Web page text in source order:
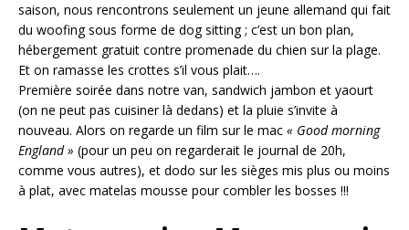
saison, nous rencontrons seulement un jeune allemand qui fait
du woofing sous forme de dog sitting ; c’est un bon plan,
hébergement gratuit contre promenade du chien sur la plage.
Et on ramasse les crottes s’il vous plait….
Première soirée dans notre van, sandwich jambon et yaourt
(on ne peut pas cuisiner là dedans) et la pluie s’invite à
nouveau. Alors on regarde un film sur le mac « Good morning
England » (pour un peu on regarderait le journal de 20h,
comme vous autres), et dodo sur les sièges mis plus ou moins
à plat, avec matelas mousse pour combler les bosses !!!